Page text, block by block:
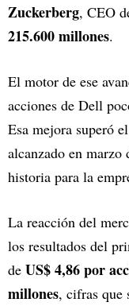
Zuckerberg, CEO
215.600 millones.
El motor de ese
acciones de Dell
Esa mejora superó
alcanzado en
historia para la
La reacción del
los resultados del
de US$ 4,86 por
millones, cifras que